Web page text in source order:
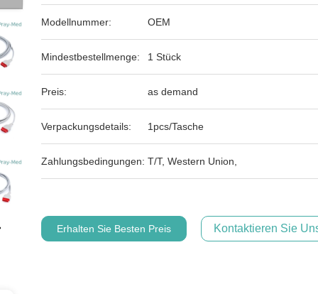
Modellnummer: OEM
Mindestbestellmenge: 1 Stück
Preis: as demand
Verpackungsdetails: 1pcs/Tasche
Zahlungsbedingungen: T/T, Western Union,
Erhalten Sie Besten Preis Kontaktieren Sie